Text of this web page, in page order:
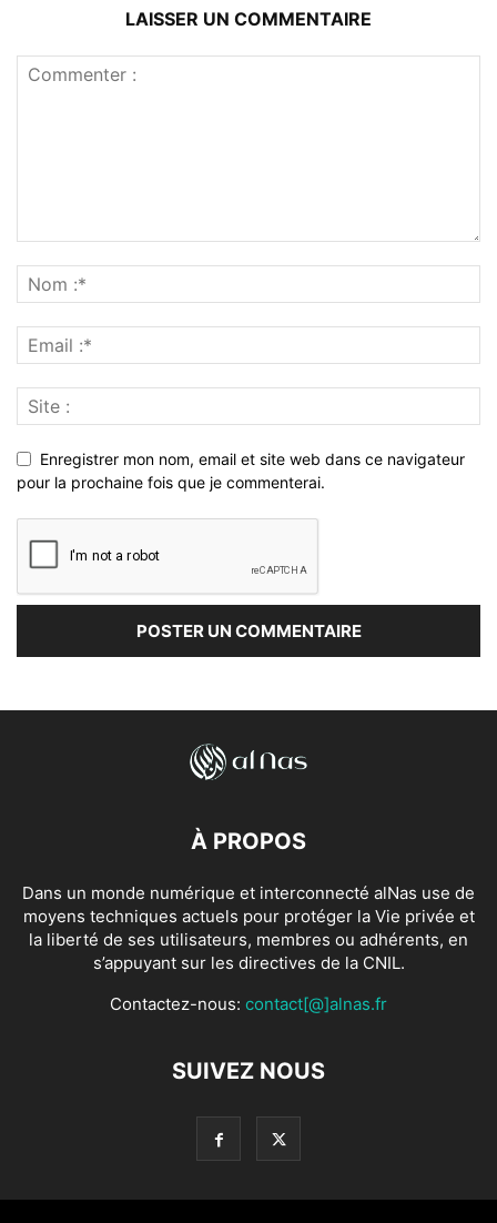
LAISSER UN COMMENTAIRE
Enregistrer mon nom, email et site web dans ce navigateur
pour la prochaine fois que je commenterai.
À PROPOS
Dans un monde numérique et interconnecté alNas use de
moyens techniques actuels pour protéger la Vie privée et
la liberté de ses utilisateurs, membres ou adhérents, en
s’appuyant sur les directives de la CNIL.
Contactez-nous: contact[@]alnas.fr
SUIVEZ NOUS